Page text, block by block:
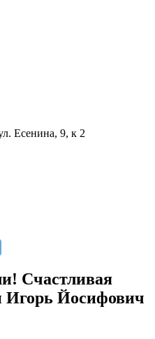
Есенина, 9, к 2
Счастливая
Игорь Йосифович